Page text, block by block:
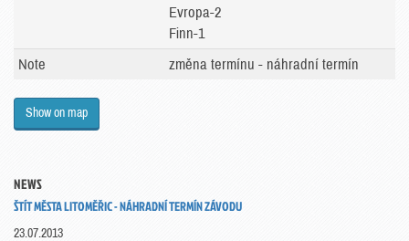
Evropa-2
Finn-1
Note
změna termínu - náhradní termín
Show on map
NEWS
ŠTÍT MĚSTA LITOMĚŘIC - NÁHRADNÍ TERMÍN ZÁVODU
23.07.2013